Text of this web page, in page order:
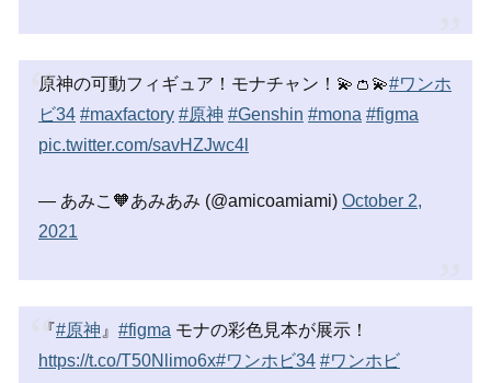
原神の可動フィギュア！モナチャン！💫👛💫#ワンホ
ビ34 #maxfactory #原神 #Genshin #mona #figma
pic.twitter.com/savHZJwc4l
— あみこ🧡あみあみ (@amicoamiami) October 2,
2021
『#原神』 #figma モナの彩色見本が展示！
https://t.co/T50Nlimo6x#ワンホビ34 #ワンホビ